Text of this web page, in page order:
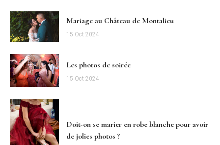
Mariage au Château de Montalieu
15 Oct 2024
Les photos de soirée
15 Oct 2024
Doit-on se marier en robe blanche pour avoir
de jolies photos ?